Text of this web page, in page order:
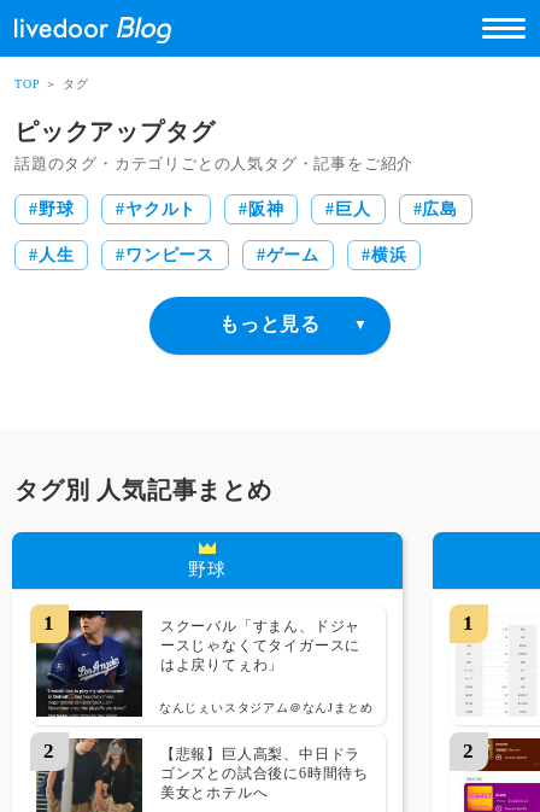
TOP ＞ タグ
ピックアップタグ
話題のタグ・カテゴリごとの人気タグ・記事をご紹介
野球 ヤクルト 阪神 巨人 広島
人生 ワンピース ゲーム 横浜
ポケモン AKB48 食生活
漫画
タグ別 人気記事まとめ
野球
1
スクーバル「すまん、ドジャ
ースじゃなくてタイガースに
はよ戻りてぇわ」
なんじぇいスタジアム＠なんJまとめ
2
【悲報】巨人高梨、中日ドラ
ゴンズとの試合後に6時間待ち
美女とホテルへ
1
2